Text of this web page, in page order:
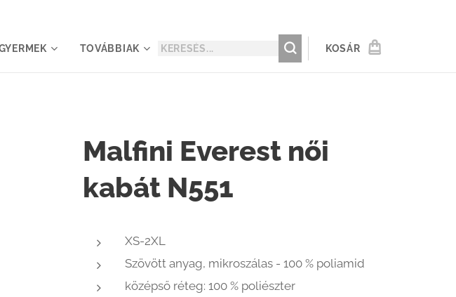
TOVÁBBIAK KOSÁR
Malfini Everest női
kabát N551
XS-2XL
Szövött anyag, mikroszálas - 100 % poliamid
középső réteg: 100 % poliészter